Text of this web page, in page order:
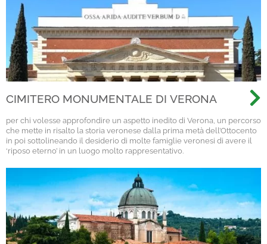
CIMITERO MONUMENTALE DI VERONA
per chi volesse approfondire un aspetto inedito di Verona, un percorso
che mette in risalto la storia veronese dalla prima metà dell’Ottocento
in poi sottolineando il desiderio di molte famiglie veronesi di avere il
‘riposo eterno’ in un luogo molto rappresentativo.